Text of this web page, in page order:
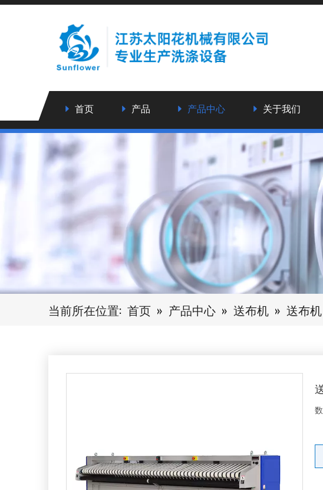
首页 产品 产品中心 关于我们
当前所在位置: 首页 » 产品中心 » 送布机 » 送布机